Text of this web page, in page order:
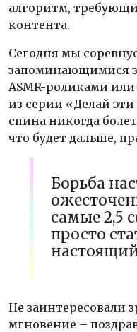
алгоритм,
контента.
Сегодня мы
запоминающимися
ASMR-роликами
из серии «Делай
спина никогда
что будет дальше,
Борьба
самые 2,5
просто
Не заинтересовали
мгновение –